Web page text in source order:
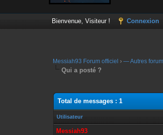
Bienvenue, Visiteur ! Connexion
Messiah93 Forum officiel ›— Autres
Qui a posté ?
Total de messages : 1
Utilisateur
Messiah93